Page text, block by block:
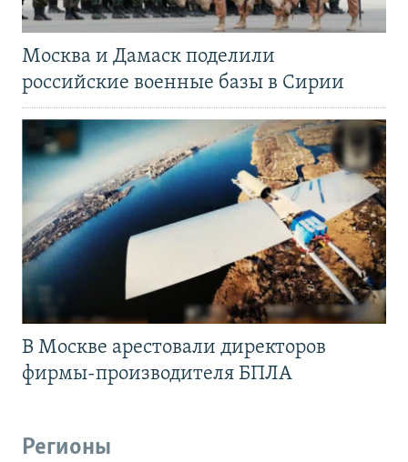
Москва и Дамаск поделили
российские военные базы в Сирии
В Москве арестовали директоров
фирмы-производителя БПЛА
Регионы